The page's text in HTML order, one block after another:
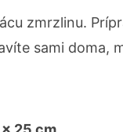
zmrzlinu.
sami doma,